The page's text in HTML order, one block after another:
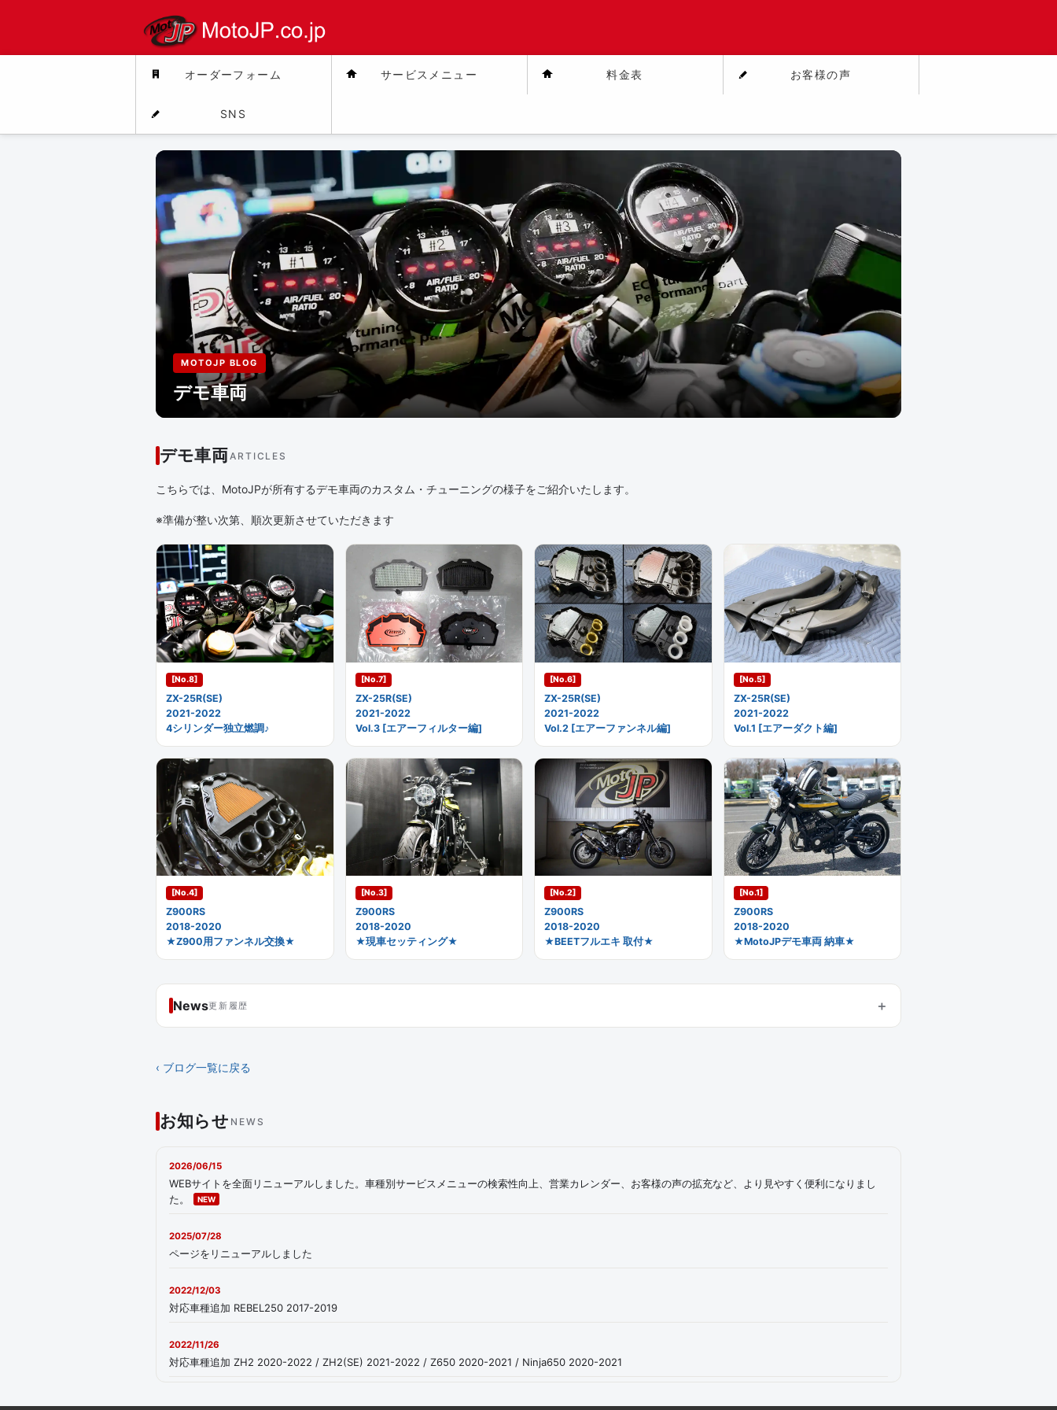
オーダーフォーム サービスメニュー 料金表 お客様の声
SNS
MOTOJP BLOG
デモ車両
デモ車両ARTICLES
こちらでは、MotoJPが所有するデモ車両のカスタム・チューニングの様子をご紹介いたします。
※準備が整い次第、順次更新させていただきます
[No.8]
ZX-25R(SE)
2021-2022
4シリンダー独立燃調♪
[No.7]
ZX-25R(SE)
2021-2022
Vol.3 [エアーフィルター編]
[No.6]
ZX-25R(SE)
2021-2022
Vol.2 [エアーファンネル編]
[No.5]
ZX-25R(SE)
2021-2022
Vol.1 [エアーダクト編]
[No.4]
Z900RS
2018-2020
★Z900用ファンネル交換★
[No.3]
Z900RS
2018-2020
★現車セッティング★
[No.2]
Z900RS
2018-2020
★BEETフルエキ 取付★
[No.1]
Z900RS
2018-2020
★MotoJPデモ車両 納車★
News更新履歴
‹ ブログ一覧に戻る
お知らせ NEWS
2026/06/15
WEBサイトを全面リニューアルしました。車種別サービスメニューの検索性向上、営業カレンダー、お客様の声の拡充など、より見やすく便利になりまし
た。
NEW
2025/07/28
ページをリニューアルしました
2022/12/03
対応車種追加 REBEL250 2017-2019
2022/11/26
対応車種追加 ZH2 2020-2022 / ZH2(SE) 2021-2022 / Z650 2020-2021 / Ninja650 2020-2021